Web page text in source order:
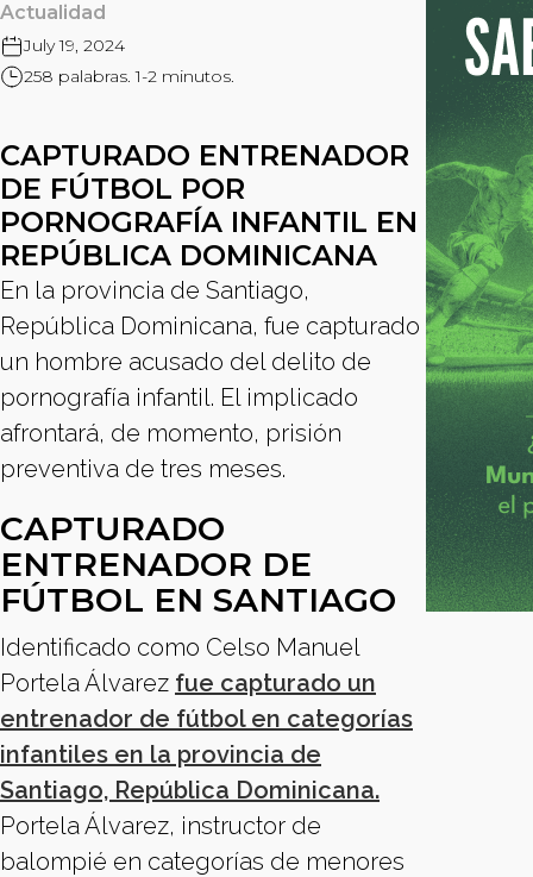
Actualidad
July 19, 2024
258 palabras. 1-2 minutos.
CAPTURADO ENTRENADOR
DE FÚTBOL POR
PORNOGRAFÍA INFANTIL EN
REPÚBLICA DOMINICANA
En la provincia de Santiago,
República Dominicana, fue capturado
un hombre acusado del delito de
pornografía infantil. El implicado
afrontará, de momento, prisión
preventiva de tres meses.
CAPTURADO
ENTRENADOR DE
FÚTBOL EN SANTIAGO
Identificado como Celso Manuel
Portela Álvarez fue capturado un
entrenador de fútbol en categorías
infantiles en la provincia de
Santiago, República Dominicana.
Portela Álvarez, instructor de
balompié en categorías de menores